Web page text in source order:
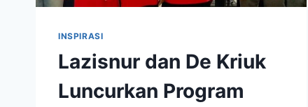
INSPIRASI
Lazisnur dan De Kriuk
Luncurkan Program